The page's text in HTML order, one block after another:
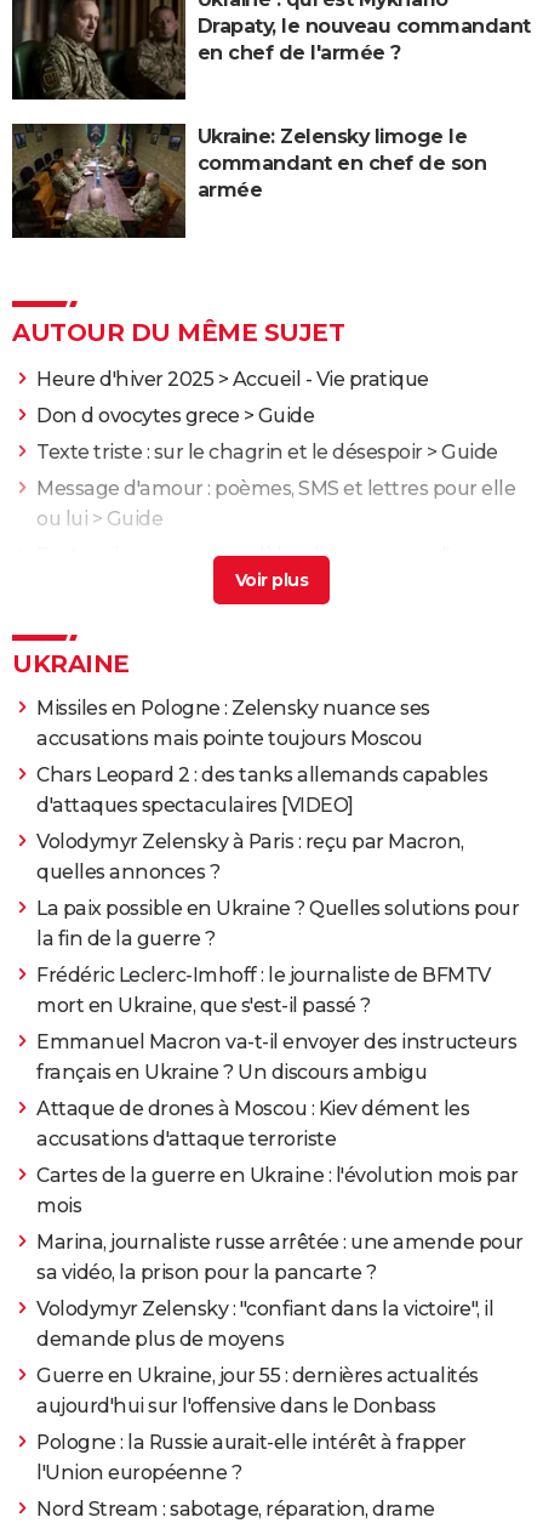
Drapaty, le nouveau commandant
en chef de l'armée ?
Ukraine: Zelensky limoge le
commandant en chef de son
armée
AUTOUR DU MÊME SUJET
Heure d'hiver 2025> Accueil - Vie pratique
Don d ovocytes grece > Guide
Texte triste : sur le chagrin et le désespoir> Guide
Message d'amour : poèmes, SMS et lettres pour elle
ou lui > Guide
Texte mignon : nos modèles de messages d'amour
UKRAINE
Missiles en Pologne : Zelensky nuance ses
accusations mais pointe toujours Moscou
Chars Leopard 2 : des tanks allemands capables
d'attaques spectaculaires [VIDEO]
Volodymyr Zelensky à Paris : reçu par Macron,
quelles annonces ?
La paix possible en Ukraine ? Quelles solutions pour
la fin de la guerre ?
Frédéric Leclerc-Imhoff : le journaliste de BFMTV
mort en Ukraine, que s'est-il passé ?
Emmanuel Macron va-t-il envoyer des instructeurs
français en Ukraine ? Un discours ambigu
Attaque de drones à Moscou : Kiev dément les
accusations d'attaque terroriste
Cartes de la guerre en Ukraine : l'évolution mois par
mois
Marina, journaliste russe arrêtée : une amende pour
sa vidéo, la prison pour la pancarte ?
Volodymyr Zelensky : "confiant dans la victoire", il
demande plus de moyens
Guerre en Ukraine, jour 55 : dernières actualités
aujourd'hui sur l'offensive dans le Donbass
Pologne : la Russie aurait-elle intérêt à frapper
l'Union européenne ?
Nord Stream : sabotage, réparation, drame